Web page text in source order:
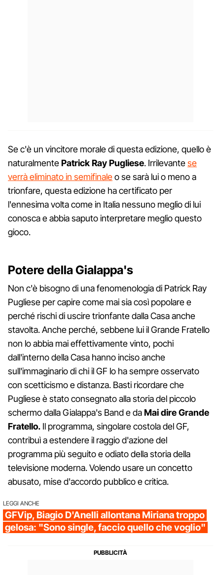
Se c'è un vincitore morale di questa edizione, quello è
naturalmentePatrick Ray Pugliese. Irrilevantese
verrà eliminato in semifinaleo se sarà lui o meno a
trionfare, questa edizione ha certificato per
l'ennesima volta come in Italia nessuno meglio di lui
conosca e abbia saputo interpretare meglio questo
gioco.
Potere della Gialappa's
Non c'è bisogno di una fenomenologia di Patrick Ray
Pugliese per capire come mai sia così popolare e
perché rischi di uscire trionfante dalla Casa anche
stavolta. Anche perché, sebbene lui il Grande Fratello
non lo abbia mai effettivamente vinto, pochi
dall'interno della Casa hanno inciso anche
sull'immaginario di chi il GF lo ha sempre osservato
con scetticismo e distanza. Basti ricordare che
Pugliese è stato consegnato alla storia del piccolo
schermo dalla Gialappa's Band e daMai dire Grande
Fratello. Il programma, singolare costola del GF,
contribuì a estendere il raggio d'azione del
programma più seguito e odiato della storia della
televisione moderna. Volendo usare un concetto
abusato, mise d'accordo pubblico e critica.
LEGGI ANCHE
GFVip, Biagio D'Anelli allontana Miriana troppo
gelosa: "Sono single, faccio quello che voglio"